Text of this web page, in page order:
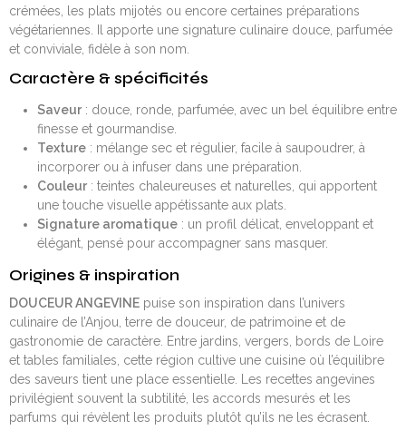
crémées, les plats mijotés ou encore certaines préparations
végétariennes. Il apporte une signature culinaire douce, parfumée
et conviviale, fidèle à son nom.
Caractère & spécificités
Saveur: douce, ronde, parfumée, avec un bel équilibre entre
finesse et gourmandise.
Texture: mélange sec et régulier, facile à saupoudrer, à
incorporer ou à infuser dans une préparation.
Couleur: teintes chaleureuses et naturelles, qui apportent
une touche visuelle appétissante aux plats.
Signature aromatique: un profil délicat, enveloppant et
élégant, pensé pour accompagner sans masquer.
Origines & inspiration
DOUCEUR ANGEVINE puise son inspiration dans l’univers
culinaire de l’Anjou, terre de douceur, de patrimoine et de
gastronomie de caractère. Entre jardins, vergers, bords de Loire
et tables familiales, cette région cultive une cuisine où l’équilibre
des saveurs tient une place essentielle. Les recettes angevines
privilégient souvent la subtilité, les accords mesurés et les
parfums qui révèlent les produits plutôt qu’ils ne les écrasent.